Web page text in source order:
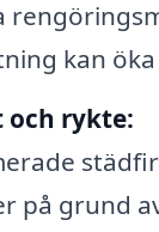
kan
och rykte:
på grund